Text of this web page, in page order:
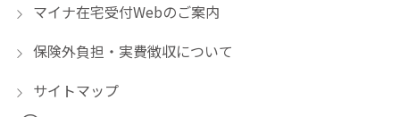
マイナ在宅受付Webのご案内
保険外負担・実費徴収について
サイトマップ